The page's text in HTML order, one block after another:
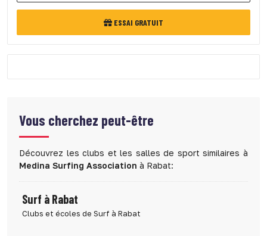
ESSAI GRATUIT
Vous cherchez peut-être
Découvrez les clubs et les salles de sport similaires à
Medina Surfing Association à Rabat:
Surf à Rabat
Clubs et écoles de Surf à Rabat